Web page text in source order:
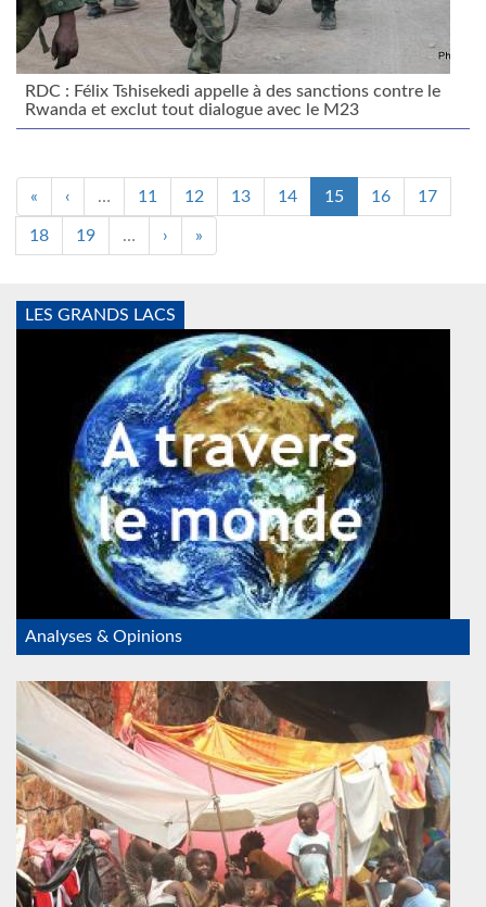
RDC : Félix Tshisekedi appelle à des sanctions contre le
Rwanda et exclut tout dialogue avec le M23
« ‹ … 11 12 13 14 15 16 17
18 19 … › »
LES GRANDS LACS
Monde2.jpg
Analyses & Opinions
refugies_RDC.jpeg